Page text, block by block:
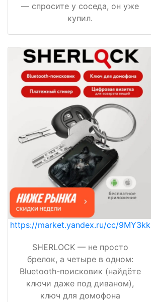
— спросите у соседа, он уже
купил.
https://market.yandex.ru/cc/9MY3kk
SHERLOCK — не просто
брелок, а четыре в одном:
Bluetooth-поисковик (найдёте
ключи даже под диваном),
ключ для домофона